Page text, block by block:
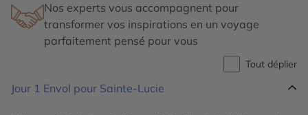
Nos experts vous accompagnent pour
transformer vos inspirations en un voyage
parfaitement pensé pour vous
Tout déplier
Jour 1 Envol pour Sainte-Lucie